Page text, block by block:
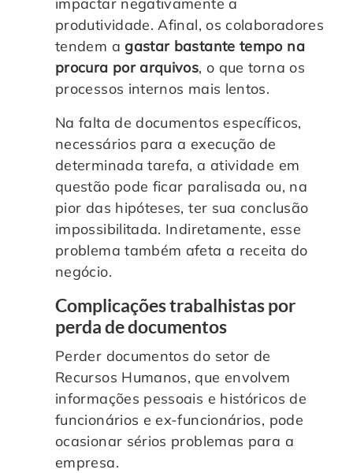
impactar negativamente a
produtividade. Afinal, os colaboradores
tendem a gastar bastante tempo na
procura por arquivos, o que torna os
processos internos mais lentos.
Na falta de documentos específicos,
necessários para a execução de
determinada tarefa, a atividade em
questão pode ficar paralisada ou, na
pior das hipóteses, ter sua conclusão
impossibilitada. Indiretamente, esse
problema também afeta a receita do
negócio.
Complicações trabalhistas por
perda de documentos
Perder documentos do setor de
Recursos Humanos, que envolvem
informações pessoais e históricos de
funcionários e ex-funcionários, pode
ocasionar sérios problemas para a
empresa.